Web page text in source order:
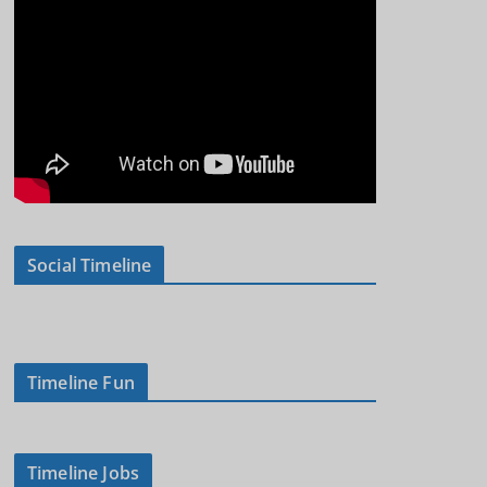
Social Timeline
Timeline Fun
Timeline Jobs